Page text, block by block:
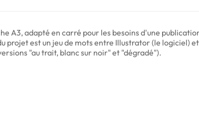
A3, adapté en carré pour les besoins d'une
projet est un jeu de mots entre Illustrator (le logiciel)
"au trait, blanc sur noir" et "dégradé").